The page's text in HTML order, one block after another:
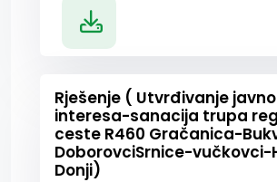
Rješenje ( Utvrđivanje
interesa-sanacija trupa
ceste R460 Gračanica-
DoborovciSrnice-vučkovci-
Donji)